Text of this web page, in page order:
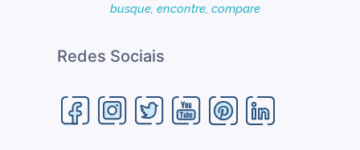
Capacidade: 2x1000ml/6x500ml/4x250ml=12
Plataforma para frascos Erlenmeyer 25ml.
Capacidade: 30 frascos;
Plataforma para frascos Erlenmeyer 125ml.
busque, encontre, compare
Redes Sociais